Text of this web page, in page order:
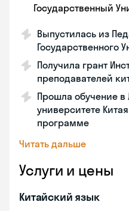
Государственный
Выпустилась из
Государственного
Получила грант
преподавателей
Прошла обучение в
университете
программе
Читать дальше
Услуги и цены
Китайский язык